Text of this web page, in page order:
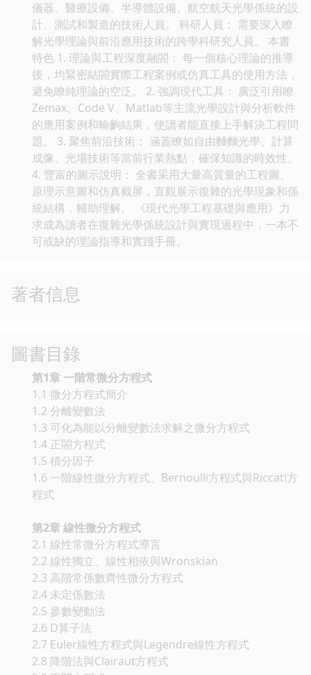
儀器、醫療設備、半導體設備、航空航天光學係統的設
計、測試和製造的技術人員。 科研人員： 需要深入瞭
解光學理論與前沿應用技術的跨學科研究人員。 本書
特色 1. 理論與工程深度融閤： 每一個核心理論的推導
後，均緊密結閤實際工程案例或仿真工具的使用方法，
避免瞭純理論的空泛。 2. 強調現代工具： 廣泛引用瞭
Zemax、Code V、Matlab等主流光學設計與分析軟件
的應用案例和輸齣結果，使讀者能直接上手解決工程問
題。 3. 聚焦前沿技術： 涵蓋瞭如自由麯麵光學、計算
成像、光場技術等當前行業熱點，確保知識的時效性。
4. 豐富的圖示說明： 全書采用大量高質量的工程圖、
原理示意圖和仿真截屏，直觀展示復雜的光學現象和係
統結構，輔助理解。 《現代光學工程基礎與應用》力
求成為讀者在復雜光學係統設計與實現過程中，一本不
可或缺的理論指導和實踐手冊。
著者信息
圖書目錄
第1章 一階常微分方程式
1.1 微分方程式簡介
1.2 分離變數法
1.3 可化為能以分離變數法求解之微分方程式
1.4 正閤方程式
1.5 積分因子
1.6 一階線性微分方程式、Bernoulli方程式與Riccati方
程式
第2章 線性微分方程式
2.1 線性常微分方程式導言
2.2 線性獨立、線性相依與Wronskian
2.3 高階常係數齊性微分方程式
2.4 未定係數法
2.5 參數變動法
2.6 D算子法
2.7 Euler線性方程式與Legendre線性方程式
2.8 降階法與Clairaut方程式